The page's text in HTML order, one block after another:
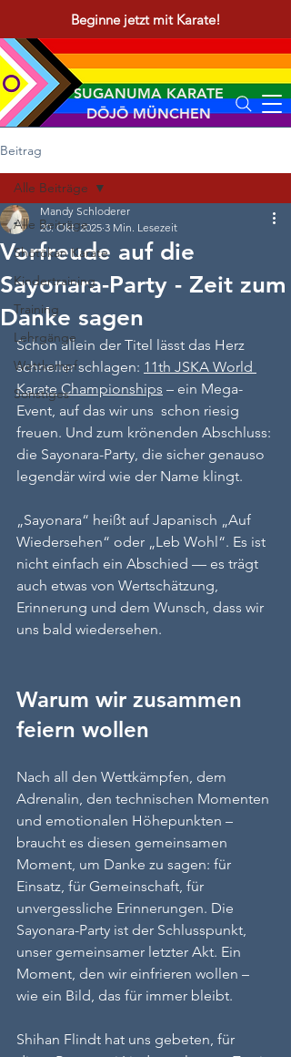
Beginne jetzt mit Karate!
SUGANUMA KARATE
DŌJŌ MÜNCHEN
Beitrag
Alle Beiträge
Shōtōkan Karate
Kindertraining
Training
Lehrgänge
Wettkampf
Sonstiges
Alle Beiträge
Vorfreude auf die
Sayonara-Party - Zeit zum
Danke sagen
Mandy Schloderer
20. Okt. 2025 3 Min. Lesezeit
Schon allein der Titel lässt das Herz
schneller schlagen: 11th JSKA World
Karate Championships – ein Mega-
Event, auf das wir uns  schon riesig
freuen. Und zum krönenden Abschluss:
die Sayonara-Party, die sicher genauso
legendär wird wie der Name klingt.
„Sayonara“ heißt auf Japanisch „Auf
Wiedersehen“ oder „Leb Wohl“. Es ist
nicht einfach ein Abschied — es trägt
auch etwas von Wertschätzung,
Erinnerung und dem Wunsch, dass wir
uns bald wiedersehen.
Warum wir zusammen
feiern wollen
Nach all den Wettkämpfen, dem
Adrenalin, den technischen Momenten
und emotionalen Höhepunkten –
braucht es diesen gemeinsamen
Moment, um Danke zu sagen: für
Einsatz, für Gemeinschaft, für
unvergessliche Erinnerungen. Die
Sayonara-Party ist der Schlusspunkt,
unser gemeinsamer letzter Akt. Ein
Moment, den wir einfrieren wollen –
wie ein Bild, das für immer bleibt.
Shihan Flindt hat uns gebeten, für